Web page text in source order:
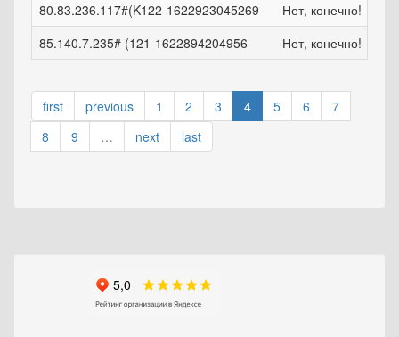
80.83.236.117#(K122-1622923045269
Нет, конечно!
85.140.7.235# (121-1622894204956
Нет, конечно!
first previous 1 2 3 4 5 6
7
8
9 … next last